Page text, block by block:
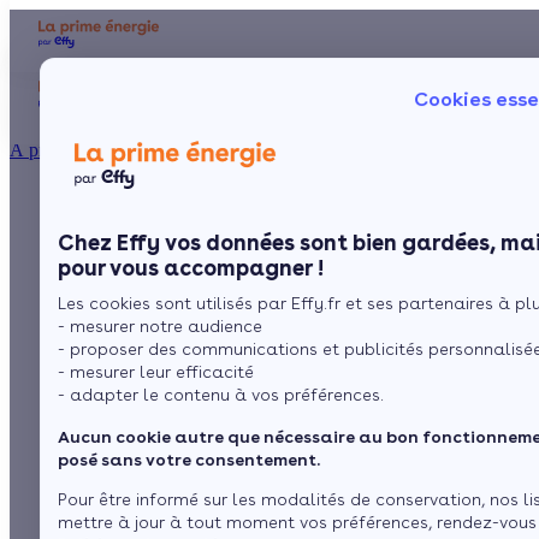
Cookies
Chez Effy vos données sont bien gardées,
pour vous accompagner !
Les cookies sont utilisés par Effy.fr et ses partenaires à
- mesurer notre audience
- proposer des communications et publicités
- mesurer leur efficacité
- adapter le contenu à vos préférences.
Aucun cookie autre que nécessaire au bon
posé sans votre consentement.
Pour être informé sur les modalités de conservation, nos
mettre à jour à tout moment vos préférences, rendez-
À propos
Le concept
Comment l'obtenir ?
Chauffage
Poêle à
Comment connaître
la consommation
électrique d’une
pompe à chaleur ?
parCamille Grau 8 min de lecture